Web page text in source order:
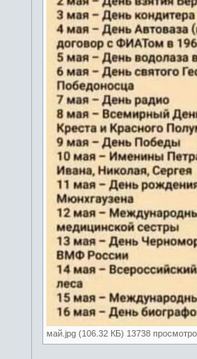
май.jpg (106.32 КБ) 13738